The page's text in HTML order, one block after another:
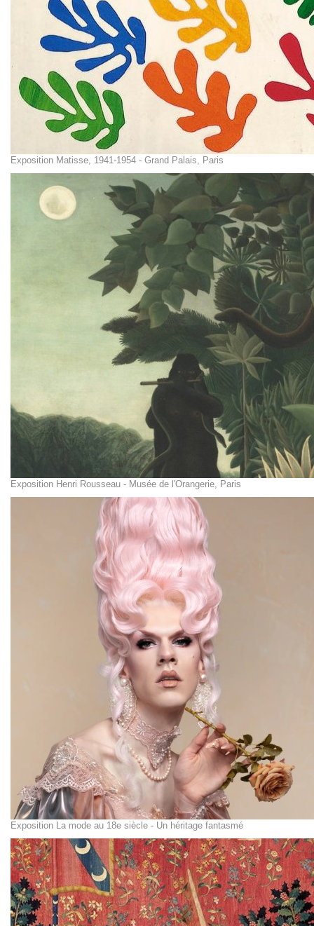
Exposition Matisse, 1941-1954 - Grand Palais, Paris
Exposition Henri Rousseau - Musée de l'Orangerie, Paris
Exposition La mode au 18e siècle - Un héritage fantasmé